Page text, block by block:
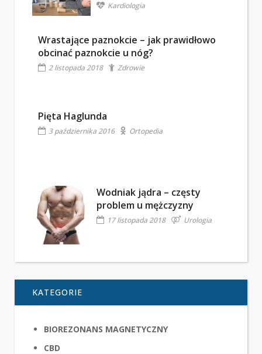
Kardiologia
Wrastające paznokcie – jak prawidłowo
obcinać paznokcie u nóg?
2 listopada 2018 Zdrowie
Pięta Haglunda
3 października 2016 Ortopedia
Wodniak jądra – częsty
problem u mężczyzny
17 listopada 2018 Urologia
KATEGORIE
BIOREZONANS MAGNETYCZNY
CBD